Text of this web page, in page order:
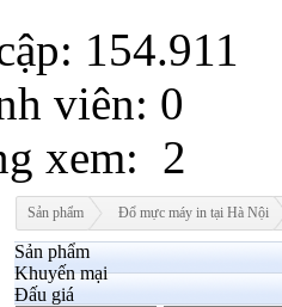
SEK
154.911
viên: 0
xem: 2
Sản phẩm Đổ mực máy in tại Hà Nội
Sản phẩm
Khuyến mại
Đấu giá